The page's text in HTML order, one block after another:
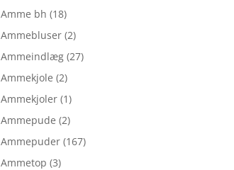
Amme bh (18)
Ammebluser (2)
Ammeindlæg (27)
Ammekjole (2)
Ammekjoler (1)
Ammepude (2)
Ammepuder (167)
Ammetop (3)